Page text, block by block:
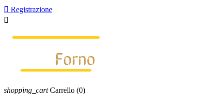
 Registrazione

shopping_cart Carrello (0)